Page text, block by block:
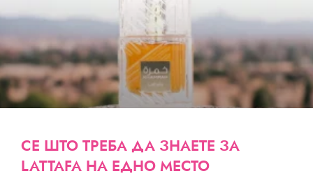
СЕ ШТО ТРЕБА ДА ЗНАЕТЕ ЗА
LATTAFA НА ЕДНО МЕСТО